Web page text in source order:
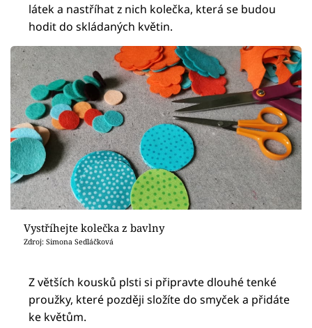
látek a nastříhat z nich kolečka, která se budou
hodit do skládaných květin.
Vystříhejte kolečka z bavlny
Zdroj: Simona Sedláčková
Z větších kousků plsti si připravte dlouhé tenké
proužky, které později složíte do smyček a přidáte
ke květům.